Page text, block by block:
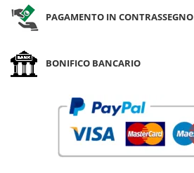
PAGAMENTO IN CONTRASSEGNO
BONIFICO BANCARIO